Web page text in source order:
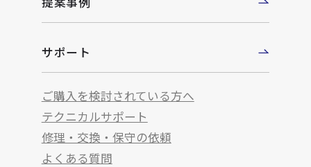
サポート
ご購入を検討されている方へ
テクニカルサポート
修理・交換・保守の依頼
よくある質問